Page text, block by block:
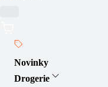
Novinky
Drogerie